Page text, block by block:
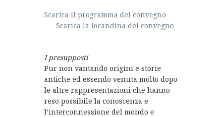
Scarica il programma del convegno
Scarica la locandina del convegno
I presupposti
Pur non vantando origini e storie
antiche ed essendo venuta molto dopo
le altre rappresentazioni che hanno
reso possibile la conoscenza e
l’interconnessione del mondo e